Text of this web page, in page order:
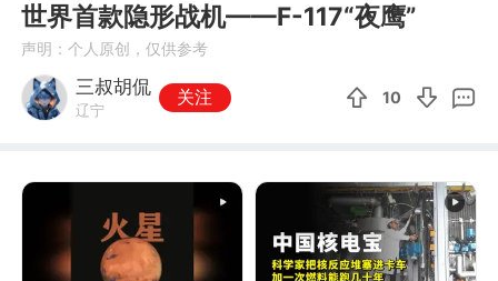
世界首款隐形战机——F-117“夜鹰”
声明：个人原创，仅供参考
三叔胡侃
辽宁
关注 10